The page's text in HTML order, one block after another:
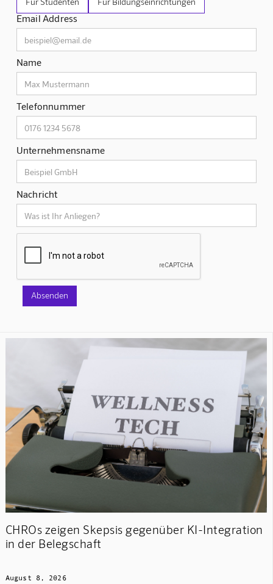
Email Address
Name
Telefonnummer
Unternehmensname
Nachricht
CHROs zeigen Skepsis gegenüber KI-Integration
in der Belegschaft
August 8, 2026